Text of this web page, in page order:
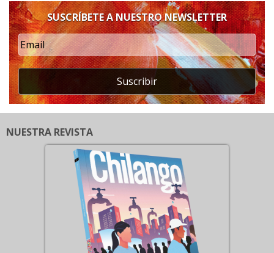
SUSCRÍBETE A NUESTRO NEWSLETTER
Suscribir
NUESTRA REVISTA